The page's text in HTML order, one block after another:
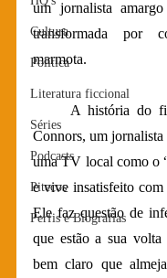
Cultura
Política
Literatura ficcional
Séries
Podcasts
Pitecos
Perfis e Biografias
um jornalista
transformada por
marmota.
Connors, um jornalista
uma TV local como o
e vive insatisfeito
Ele faz questão de
que estão a sua volta
bem claro que